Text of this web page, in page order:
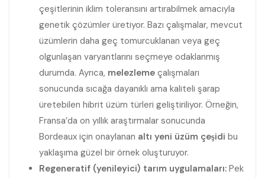
çeşitlerinin iklim toleransını artırabilmek amacıyla
genetik çözümler üretiyor. Bazı çalışmalar, mevcut
üzümlerin daha geç tomurcuklanan veya geç
olgunlaşan varyantlarını seçmeye odaklanmış
durumda. Ayrıca, melezleme çalışmaları
sonucunda sıcağa dayanıklı ama kaliteli şarap
üretebilen hibrit üzüm türleri geliştiriliyor. Örneğin,
Fransa’da on yıllık araştırmalar sonucunda
Bordeaux için onaylanan altı yeni üzüm çeşidi bu
yaklaşıma güzel bir örnek oluşturuyor.
Regeneratif (yenileyici) tarım uygulamaları: Pek